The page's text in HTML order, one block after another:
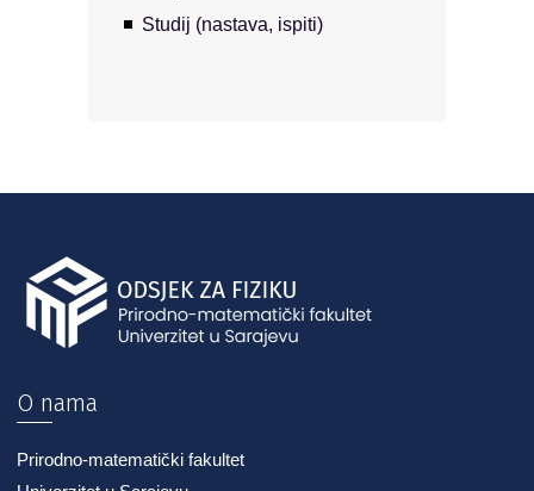
Studij (nastava, ispiti)
O nama
Prirodno-matematički fakultet